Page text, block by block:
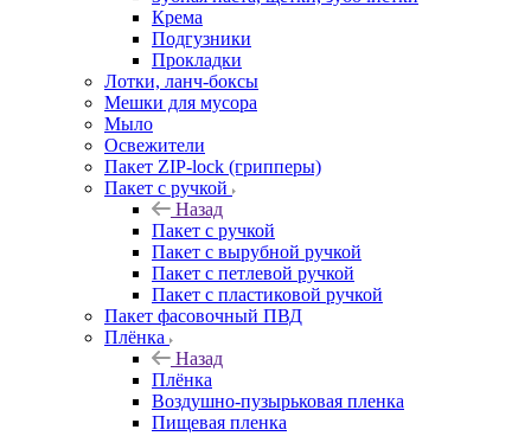
Крема
Подгузники
Прокладки
Лотки, ланч-боксы
Мешки для мусора
Мыло
Освежители
Пакет ZIP-lock (грипперы)
Пакет с ручкой
Назад
Пакет с ручкой
Пакет с вырубной ручкой
Пакет с петлевой ручкой
Пакет с пластиковой ручкой
Пакет фасовочный ПВД
Плёнка
Назад
Плёнка
Воздушно-пузырьковая пленка
Пищевая пленка